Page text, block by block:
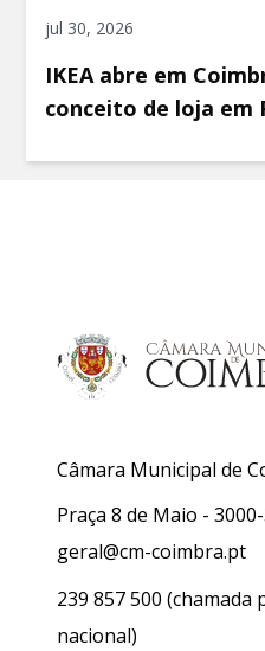
jul 30, 2026
IKEA abre em
conceito de loja em
Câmara Municipal de
Praça 8 de Maio -
geral@cm-coimbra.pt
239 857 500 (chamada
nacional)